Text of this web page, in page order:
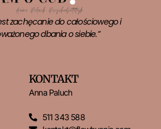
zachęcanie do całościowego i
dbania o siebie.”
KONTAKT
Anna Paluch
511 343 588